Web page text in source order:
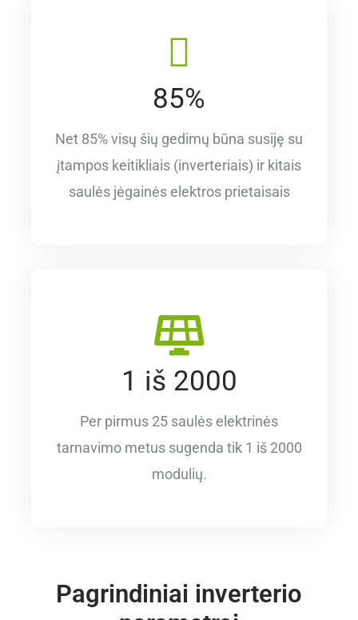
85%
Net 85% visų šių gedimų būna susiję su
įtampos keitikliais (inverteriais) ir kitais
saulės jėgainės elektros prietaisais
1 iš 2000
Per pirmus 25 saulės elektrinės
tarnavimo metus sugenda tik 1 iš 2000
modulių.
Pagrindiniai inverterio